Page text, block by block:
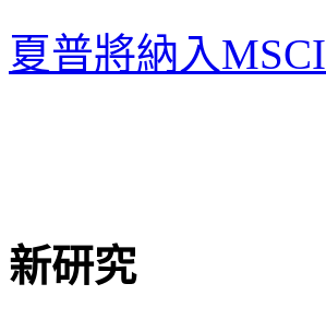
夏普將納入MSCI
新研究